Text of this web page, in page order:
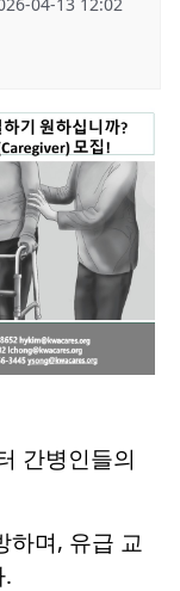
04-13 12:02
간병인들의
하며, 유급 교